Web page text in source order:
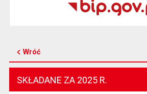
Wróć
SKŁADANE ZA 2025 R.